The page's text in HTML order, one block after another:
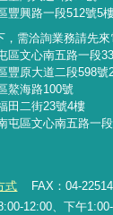
豐興路一段512號5
需洽詢業務請先
區文心南五路一段
豐原大道二段598號
鰲海路100號
田二街23號4樓
屯區文心南五路一
式
FAX：04-
12:00、下午